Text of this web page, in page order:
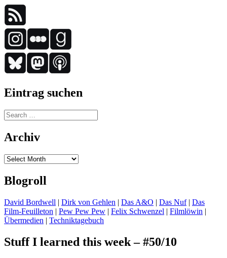
Eintrag suchen
Search
for:
Archiv
Archiv
Blogroll
David Bordwell | Dirk von Gehlen | Das A&O | Das Nuf| Das
Film-Feuilleton | Pew Pew Pew | Felix Schwenzel | Filmlöwin |
Übermedien | Techniktagebuch
Stuff I learned this week – #50/10